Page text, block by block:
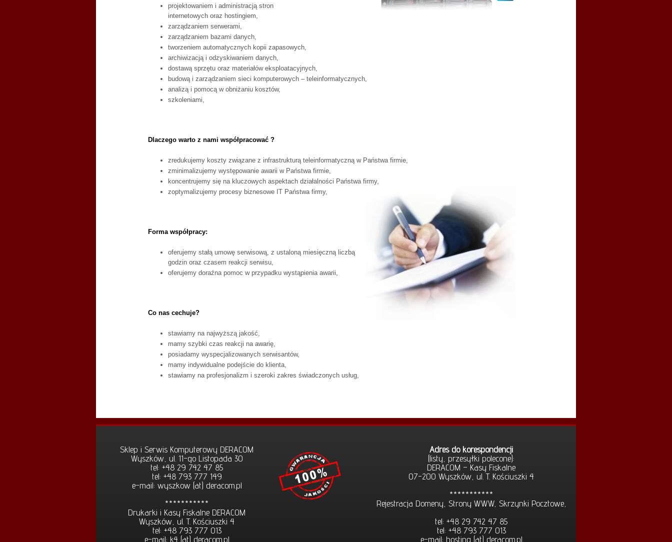
projektowaniem i administracją stron
internetowych oraz hostingiem,
zarządzaniem serwerami,
zarządzaniem bazami danych,
tworzeniem automatycznych kopii zapasowych,
archiwizacją i odzyskiwaniem danych,
dostawą sprzętu oraz materiałów eksploatacyjnych,
budową i zarządzaniem sieci komputerowych – teleinformatycznych,
analizą i pomocą w obniżaniu kosztów,
szkoleniami,
Dlaczego warto z nami współpracować ?
zredukujemy koszty związane z infrastrukturą teleinformatyczną w Państwa firmie,
zminimalizujemy występowanie awarii w Państwa firmie,
koncentrujemy się na kluczowych aspektach działalności Państwa firmy,
zoptymalizujemy procesy biznesowe IT Państwa firmy,
Forma współpracy:
oferujemy stałą umowę serwisową, z ustaloną miesięczną liczbą
godzin oraz czasem reakcji serwisu,
oferujemy doraźna pomoc w przypadku wystąpienia awarii,
Co nas cechuje?
stawiamy na najwyższą jakość,
mamy szybki czas reakcji na awarię,
posiadamy wyspecjalizowanych serwisantów,
mamy indywidualne podejście do klienta,
stawiamy na profesjonalizm i szeroki zakres świadczonych usług,
Sklep i Serwis Komputerowy DERACOM
Wyszków, ul. 11-go Listopada 30
tel: +48 29 742 47 85
tel: +48 793 777 149
e-mail: wyszkow (at) deracom.pl
***********
Drukarki i Kasy Fiskalne DERACOM
Wyszków, ul. T. Kościuszki 4
tel: +48 793 777 013
e-mail: k4 (at) deracom.pl
Adres do korespondencji
(listy, przesyłki polecone):
DERACOM – Kasy Fiskalne
07-200 Wyszków, ul. T. Kościuszki 4
***********
Rejestracja Domeny, Strony WWW, Skrzynki Pocztowe,
tel: +48 29 742 47 85
tel: +48 793 777 013
e-mail: hosting (at) deracom.pl